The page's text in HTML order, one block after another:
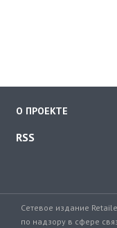
О ПРОЕКТЕ
RSS
Сетевое издание
по надзору в сфере